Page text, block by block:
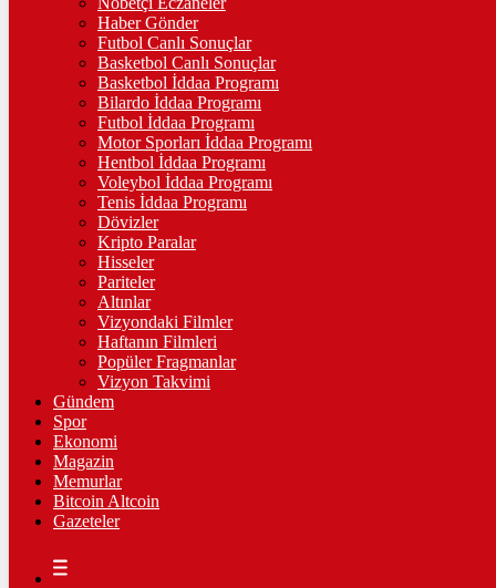
ÇEYREK ALTIN
10.909,00%2,60
TAM ALTIN
43.450,00%2,59
%2,39
%-0,14
฿%0.8
LİTECOİN
2174.8Ł%-0.1
ETHEREUM
91464 Ξ%0.6
RİPPLE
Haber Gönder
Futbol Canlı Sonuçlar
Basketbol Canlı Sonuçlar
Basketbol İddaa Programı
Bilardo İddaa Programı
Futbol İddaa Programı
Motor Sporları İddaa Programı
Hentbol İddaa Programı
Voleybol İddaa Programı
Tenis İddaa Programı
Dövizler
Kripto Paralar
Hisseler
Pariteler
Altınlar
Vizyondaki Filmler
Haftanın Filmleri
Popüler Fragmanlar
Vizyon Takvimi
Gündem
Spor
Ekonomi
Magazin
Memurlar
Bitcoin Altcoin
Gazeteler